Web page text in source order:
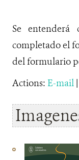
Se entenderá
completado el
del formulario
Actions: E-mail|